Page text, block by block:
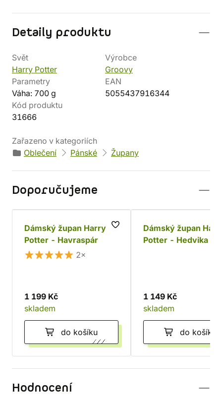
Detaily produktu
Svět
Harry Potter
Výrobce
Groovy
Parametry
Váha: 700 g
EAN
5055437916344
Kód produktu
31666
Zařazeno v kategoriích
Oblečení
Pánské Župany
Doporučujeme
Dámský župan Harry
Potter - Havraspár
2×
1 199 Kč
skladem
do košíku
Dámský župan
Potter - Hedvika
1 149 Kč
skladem
do košíku
Hodnocení